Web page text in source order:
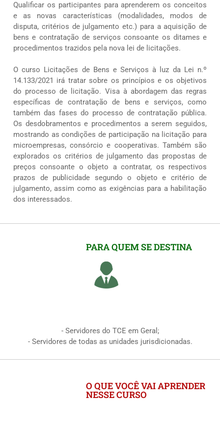
Qualificar os participantes para aprenderem os conceitos
e as novas características (modalidades, modos de
disputa, critérios de julgamento etc.) para a aquisição de
bens e contratação de serviços consoante os ditames e
procedimentos trazidos pela nova lei de licitações.
O curso Licitações de Bens e Serviços à luz da Lei n.º
14.133/2021 irá tratar sobre os princípios e os objetivos
do processo de licitação. Visa à abordagem das regras
específicas de contratação de bens e serviços, como
também das fases do processo de contratação pública.
Os desdobramentos e procedimentos a serem seguidos,
mostrando as condições de participação na licitação para
microempresas, consórcio e cooperativas. Também são
explorados os critérios de julgamento das propostas de
preços consoante o objeto a contratar, os respectivos
prazos de publicidade segundo o objeto e critério de
julgamento, assim como as exigências para a habilitação
dos interessados.
PARA QUEM SE DESTINA
- Servidores do TCE em Geral;
- Servidores de todas as unidades jurisdicionadas.
O QUE VOCÊ VAI APRENDER
NESSE CURSO